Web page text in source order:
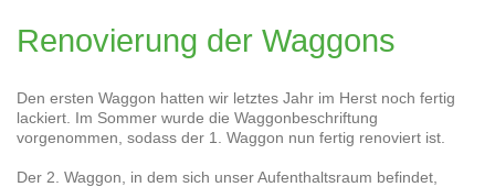
Renovierung der Waggons
Den ersten Waggon hatten wir letztes Jahr im Herst noch fertig
lackiert. Im Sommer wurde die Waggonbeschriftung
vorgenommen, sodass der 1. Waggon nun fertig renoviert ist.
Der 2. Waggon, in dem sich unser Aufenthaltsraum befindet,